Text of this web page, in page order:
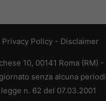
Privacy Policy - Disclaimer
10, 00141 Roma (RM)
senza alcuna
n. 62 del 07.03.2001